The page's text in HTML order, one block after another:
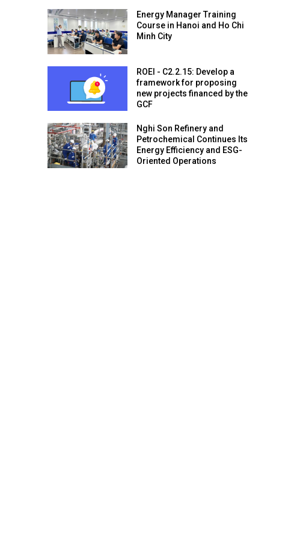
Energy Manager Training
Course in Hanoi and Ho Chi
Minh City
ROEI - C2.2.15: Develop a
framework for proposing
new projects financed by the
GCF
Nghi Son Refinery and
Petrochemical Continues Its
Energy Efficiency and ESG-
Oriented Operations